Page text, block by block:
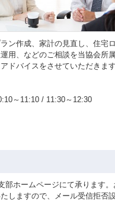
ン作成、家計の見直し、住宅
用、などのご相談を当協会所
ドバイスをさせていただきます
～11:10 / 11:30～12:30
部ホームページにて承ります
しますので、メール受信拒否